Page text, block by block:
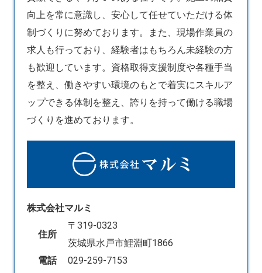
向上を常に意識し、安心して任せていただける体
制づくりに努めております。また、現場作業員の
求人も行っており、経験者はもちろん未経験の方
も歓迎しています。資格取得支援制度や各種手当
を整え、働きやすい環境のもとで着実にスキルア
ップできる体制を整え、誇りを持って働ける職場
づくりを進めております。
株式会社マルミ
住所
〒319-0323
茨城県水戸市鯉淵町1866
電話
029-259-7153